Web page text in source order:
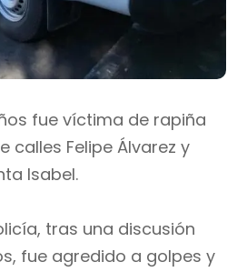
fue víctima de rapiña
calles Felipe Álvarez y
Isabel.
tras una discusión
fue agredido a golpes y